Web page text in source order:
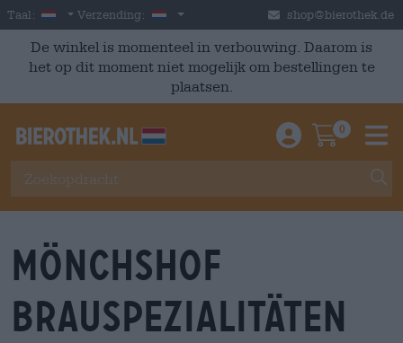
Skip to main content
Taal: Dutch
Verzending: Nederland shop@bierothek.de
De winkel is momenteel in verbouwing. Daarom is
het op dit moment niet mogelijk om bestellingen te
plaatsen.
Einloggen /
0
Mönchshof
BrauSpezialitäten